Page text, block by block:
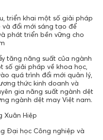
triển khai một số giải pháp
và đổi mới sáng tạo để
phát triển bền vững cho
tăng năng suất của ngành
số giải pháp về khoa học,
quá trình đổi mới quản lý,
thức kinh doanh và
gia năng suất ngành dệt
ngành dệt may Việt nam.
Xuân Hiệp
Đại học Công nghiệp và